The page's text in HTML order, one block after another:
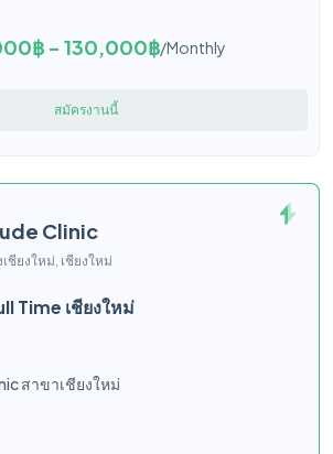
฿ - 130,000฿/Monthly
สมัครงานนี้
Clinic
เชียงใหม่, เชียงใหม่
Time เชียงใหม่
สาขาเชียงใหม่